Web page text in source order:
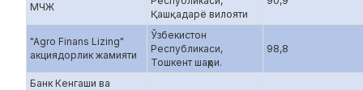
МЧЖ
Қашқадарё вилояти
"Agro Finans Lizing"
акциядорлик жамияти
Ўзбекистон
Республикаси,
Тошкент шаҳри.
98,8
Банк Кенгаши ва